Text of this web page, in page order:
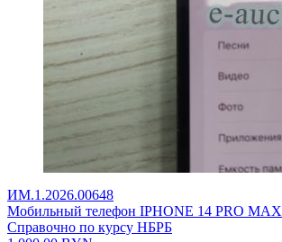
ИМ.1.2026.00648
Мобильный телефон IPHONE 14 PRO MAX
Справочно по курсу НБРБ